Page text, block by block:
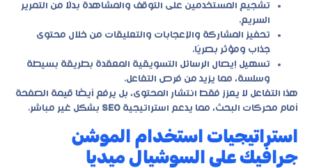
تشجيع المستخدمين على التوقف والمشاهدة بدلًا من التمرير
السريع.
تحفيز المشاركة والإعجابات والتعليقات من خلال محتوى
جذاب ومؤثر بصريًا.
تسهيل إيصال الرسائل التسويقية المعقدة بطريقة بسيطة
وسلسة، مما يزيد من فرص التفاعل.
هذا التفاعل لا يعزز فقط انتشار المحتوى، بل يرفع أيضًا قيمة الصفحة
أمام محركات البحث، مما يدعم استراتيجية SEO بشكل غير مباشر.
استراتيجيات استخدام الموشن
جرافيك على السوشيال ميديا